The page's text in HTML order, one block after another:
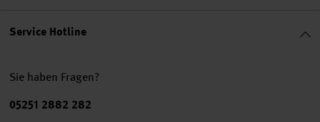
Service Hotline
Sie haben Fragen?
Telefonnummer
05251 2882 282